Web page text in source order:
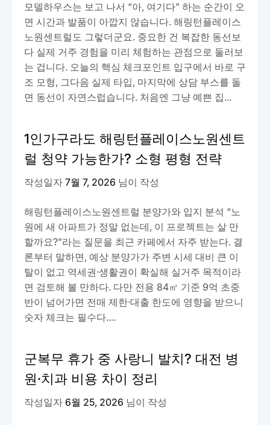
모델하우스는 보고 나서 “아, 여기다” 하는 순간이 오
면 시간과 발품이 아깝지 않습니다. 해링턴플레이스
노원센트럴도 그렇더군요. 중요한 건 복잡한 동선보
다 실제 거주 경험을 미리 체험하는 관점으로 둘러보
는 겁니다. 오늘의 핵심 체크포인트 입구에서 바로 구
조 모형, 그다음 실제 타입, 마지막에 상담 부스를 돌
면 동선이 자연스럽습니다. 처음엔 그냥 예쁜 집...
1인가구라도 해링턴플레이스노원센트
럴 청약 가능한가? 소형 평형 전략
작성일자 7월 7, 2026 님이 작성
해링턴플레이스노원센트럴 분양가와 입지 분석 “노
원에 새 아파트가 정말 없는데, 이 프로젝트는 살 만
할까요?”라는 질문을 최근 카페에서 자주 받는다. 결
론부터 말하면, 예상 분양가가 주변 시세 대비 큰 이
탈이 없고 역세권·생활권이 확실해 실거주 목적이라
면 검토해 볼 만하다. 다만 전용 84㎡ 기준 9억 초중
반이 넘어가면 전매 제한·대출 한도에 영향을 받으니
숫자 체크는 필수다....
군복무 휴가 중 사랑니 발치? 대전 병
원·치과 비용 차이 정리
작성일자 6월 25, 2026 님이 작성